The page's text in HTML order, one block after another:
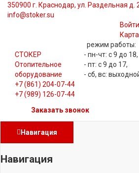
350900 г. Краснодар, ул. Раздельная д.
info@stoker.su
Войти
СТОКЕР
Отопительное
оборудование
режим работы:
- пн-чт: с 9 до 18,
- пт: с 9 до 17,
- сб, вс:
+7 (861) 204-07-44
+7 (989) 126-07-44
Заказать звонок
Навигация
Навигация